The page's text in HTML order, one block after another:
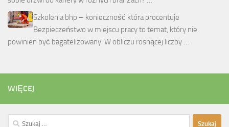
Szkolenia bhp – konieczność która procentuje
Bezpieczeństwo w miejscu pracy to temat, który nie
powinien być bagatelizowany. W obliczu rosnącej liczby …
WIĘCEJ
Szukaj: